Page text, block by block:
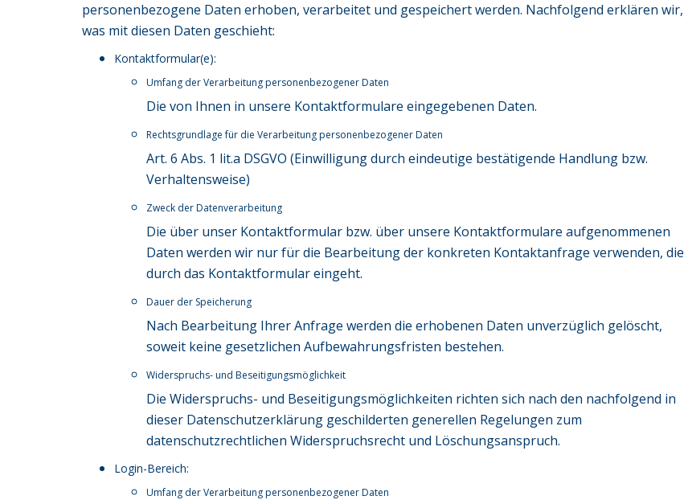
personenbezogene Daten erhoben, verarbeitet und gespeichert werden. Nachfolgend erklären wir,
was mit diesen Daten geschieht:
Kontaktformular(e):
Umfang der Verarbeitung personenbezogener Daten
Die von Ihnen in unsere Kontaktformulare eingegebenen Daten.
Rechtsgrundlage für die Verarbeitung personenbezogener Daten
Art. 6 Abs. 1 lit.a DSGVO (Einwilligung durch eindeutige bestätigende Handlung bzw.
Verhaltensweise)
Zweck der Datenverarbeitung
Die über unser Kontaktformular bzw. über unsere Kontaktformulare aufgenommenen
Daten werden wir nur für die Bearbeitung der konkreten Kontaktanfrage verwenden, die
durch das Kontaktformular eingeht.
Dauer der Speicherung
Nach Bearbeitung Ihrer Anfrage werden die erhobenen Daten unverzüglich gelöscht,
soweit keine gesetzlichen Aufbewahrungsfristen bestehen.
Widerspruchs- und Beseitigungsmöglichkeit
Die Widerspruchs- und Beseitigungsmöglichkeiten richten sich nach den nachfolgend in
dieser Datenschutzerklärung geschilderten generellen Regelungen zum
datenschutzrechtlichen Widerspruchsrecht und Löschungsanspruch.
Login-Bereich:
Umfang der Verarbeitung personenbezogener Daten